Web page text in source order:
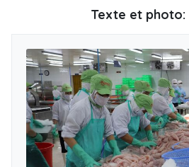
Texte et photo: